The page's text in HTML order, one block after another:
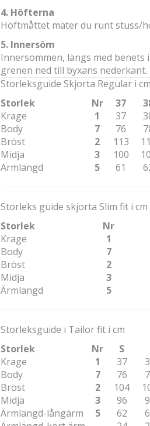
4. Höfterna
Höftmåttet mäter du runt stuss/
5. Innersöm
Innersömmen, längs med
grenen ned till byxans nederkant.
Storleksguide Skjorta Regular i
Storlek
Nr 37
Krage
1 37
Body
7 76
Bröst
2 113
Midja
3 100
Armlängd
5 61
Storleks guide skjorta Slim fit i cm
Storlek
Nr
Krage
1
Body
7
Bröst
2
Midja
3
Ärmlängd
5
Storleksguide i Tailor fit i cm
Storlek
Nr S
Krage
1 37
Body
7 76
Bröst
2 104
Midja
3 96
Ärmlängd-långärm
5 62